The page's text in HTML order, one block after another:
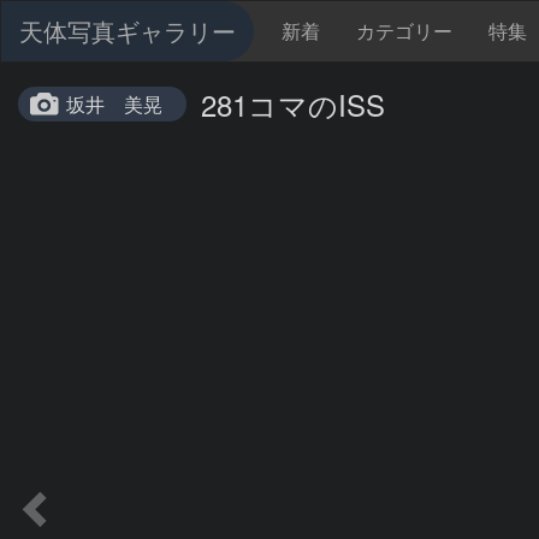
天体写真ギャラリー 新着 カテゴリー 特集
坂井 美晃 281コマのISS